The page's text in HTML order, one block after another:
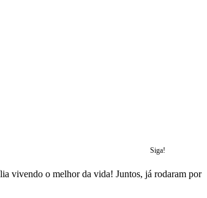
Siga!
vivendo o melhor da vida! Juntos, já rodaram por